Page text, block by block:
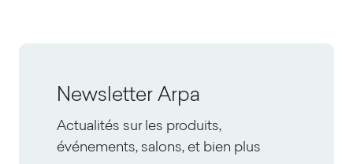
Newsletter Arpa
Actualités sur les produits,
événements, salons, et bien plus